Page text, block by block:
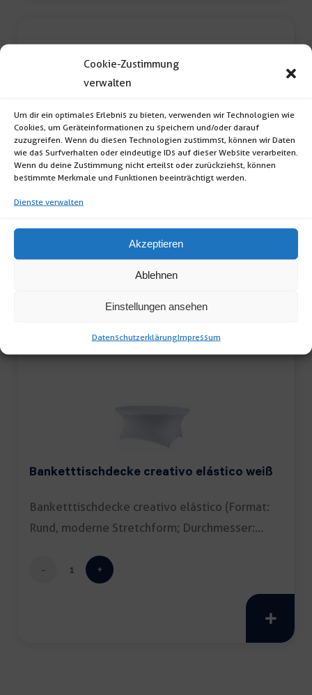
Cookie-Zustimmung
verwalten
Um dir ein optimales Erlebnis zu bieten, verwenden wir Technologien wie
Cookies, um Geräteinformationen zu speichern und/oder darauf
zuzugreifen. Wenn du diesen Technologien zustimmst, können wir Daten
wie das Surfverhalten oder eindeutige IDs auf dieser Website verarbeiten.
Wenn du deine Zustimmung nicht erteilst oder zurückziehst, können
bestimmte Merkmale und Funktionen beeinträchtigt werden.
Dienste verwalten
Akzeptieren
Ablehnen
Einstellungen ansehen
DatenschutzerklärungImpressum
Banketttischdecke gran 240cm
Banketttischdecke gran (Format: Rund;
Durchmesser: 240cm; Farbe: weiß) inkl.
Reinigung […]
Banketttischdecke
Banketttischdecke creativo elástico weiß
Banketttischdecke creativo elástico (Format:
Rund, moderne Stretchform; Durchmesser:
Banketttischdecke